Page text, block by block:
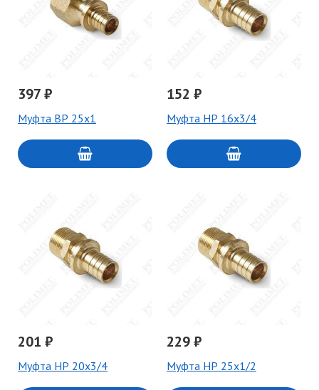
397 ₽
Муфта ВР 25x1
152 ₽
Муфта НР 16x3/4
201 ₽
Муфта НР 20x3/4
229 ₽
Муфта НР 25x1/2